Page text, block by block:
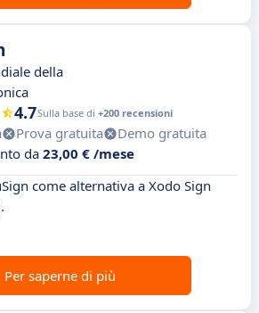
della
4.7Sulla base di +200 recensioni
Prova gratuita
Demo gratuita
da 23,00 € /mese
come alternativa a Xodo Sign
Per saperne di più